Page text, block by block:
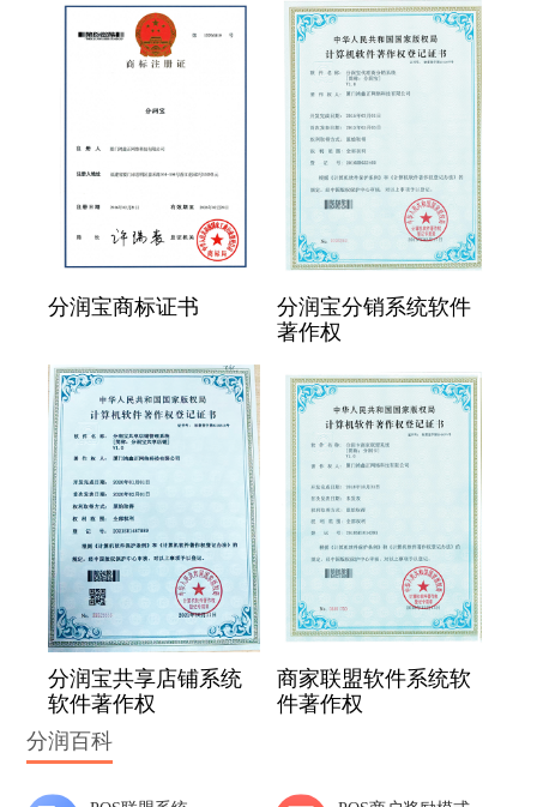
分润宝商标证书
分润宝分销系统软件
著作权
分润宝共享店铺系统
软件著作权
商家联盟软件系统软
件著作权
分润百科